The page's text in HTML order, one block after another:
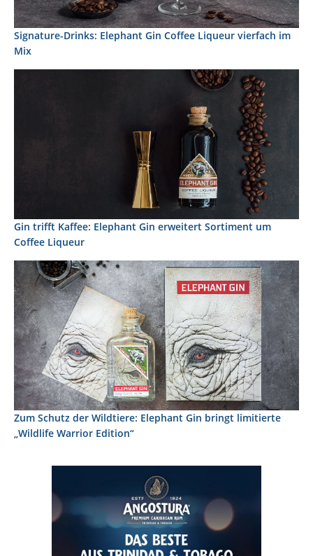
Signature-Drinks: Elephant Gin Coffee Liqueur vierfach im
Mix
Gin trifft Kaffee: Elephant Gin erweitert Sortiment um
Coffee Liqueur
Zum Schutz der Wildtiere: Elephant Gin bringt limitierte
„Wildlife Warrior Edition“